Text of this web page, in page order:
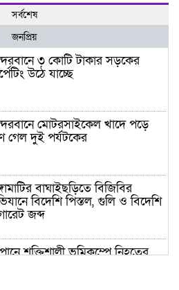
সর্বশেষ
জনপ্রিয়
৩ কোটি টাকার সড়কের
উঠে যাচ্ছে
মোটরসাইকেল খাদে পড়ে
গেল দুই পর্যটকের
বাঘাইছড়িতে বিজিবির
বিদেশি পিস্তল, গুলি ও বিদেশি
জব্দ
শক্তিশালী ভূমিকম্পে নিহতের